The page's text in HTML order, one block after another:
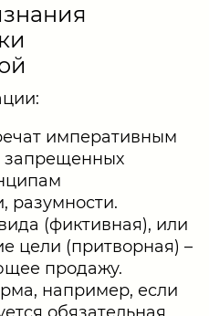
императивным
разумности.
(фиктивная), или
цели (притворная) –
продажу.
например, если